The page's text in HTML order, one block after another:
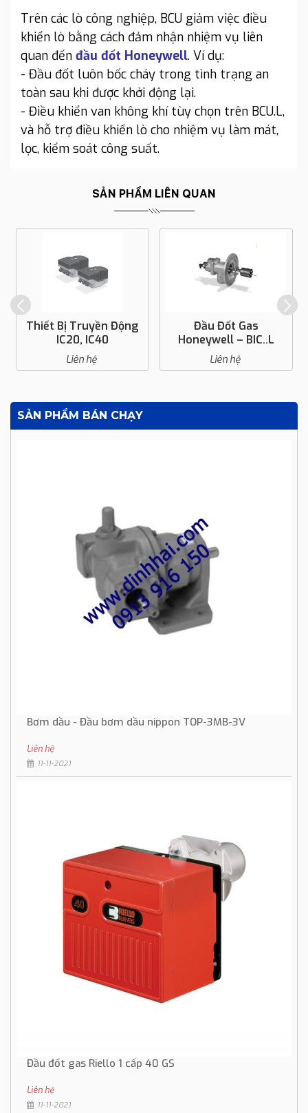
Trên các lò công nghiệp, BCU giảm việc điều
khiển lò bằng cách đảm nhận nhiệm vụ liên
quan đến đầu đốt Honeywell. Ví dụ:
- Đầu đốt luôn bốc cháy trong tình trạng an
toàn sau khi được khởi động lại.
- Điều khiển van không khí tùy chọn trên BCU.L,
và hỗ trợ điều khiển lò cho nhiệm vụ làm mát,
lọc, kiểm soát công suất.
SẢN PHẨM LIÊN QUAN
Thiết Bị Truyền Động
IC20, IC40
Liên hệ
Đầu Đốt Gas
Honeywell – BIC..L
Liên hệ
SẢN PHẨM BÁN CHẠY
Bơm dầu - Đầu bơm dầu nippon TOP-3MB-3V
Liên hệ
11-11-2021
Đầu đốt gas Riello 1 cấp 40 GS
Liên hệ
11-11-2021